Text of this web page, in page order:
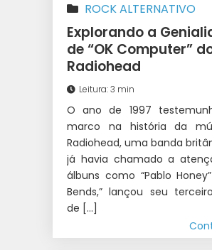
ROCK ALTERNATIVO
Explorando a
de “OK Computer”
Radiohead
Leitura: 3 min
O ano de 1997
marco na história da
Radiohead, uma banda
já havia chamado a
álbuns como “Pablo
Bends,” lançou seu
de […]